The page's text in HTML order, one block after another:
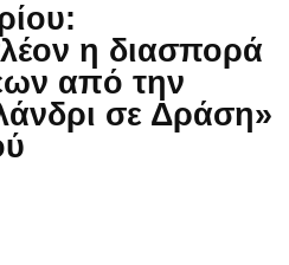
η διασπορά
από την
σε Δράση»